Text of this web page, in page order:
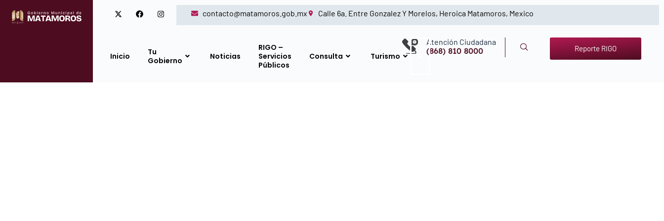
contacto@matamoros.gob.mx Calle 6a. Entre Gonzalez Y Morelos, Heroica Matamoros, Mexico
Inicio
Tu
Gobierno
Noticias
RIGO –
Servicios
Públicos
Consulta Turismo
Atención Ciudadana
(868) 810 8000 Reporte RIGO